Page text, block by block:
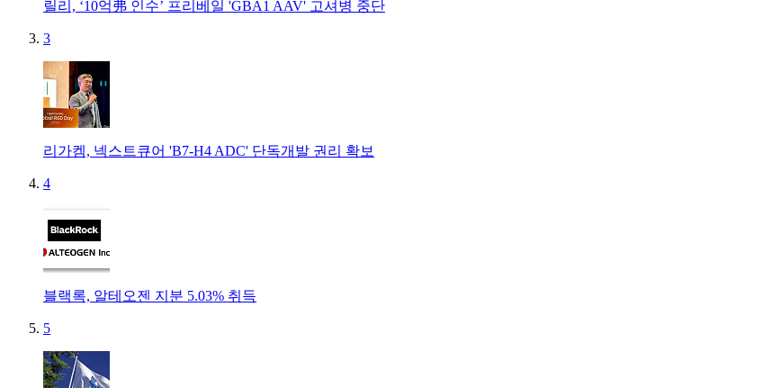
릴리, ‘10억弗 인수’ 프리베일 'GBA1 AAV' 고셔병 중단
3
리가켐, 넥스트큐어 'B7-H4 ADC' 단독개발 권리 확보
4
블랙록, 알테오젠 지분 5.03% 취득
5